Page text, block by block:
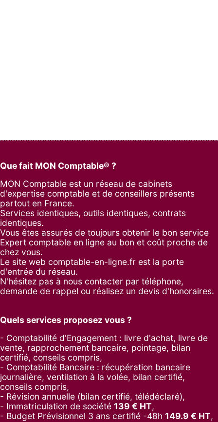
Que fait MON Comptable® ?
MON Comptable est un réseau de cabinets
d'expertise comptable et de conseillers présents
partout en France.
Services identiques, outils identiques, contrats
identiques.
Vous êtes assurés de toujours obtenir le bon service
Expert comptable en ligne au bon et coût proche de
chez vous.
Le site web comptable-en-ligne.fr est la porte
d'entrée du réseau.
N'hésitez pas à nous contacter par téléphone,
demande de rappel ou réalisez un devis d'honoraires.
Quels services proposez vous ?
- Comptabilité d'Engagement : livre d'achat, livre de
vente, rapprochement bancaire, pointage, bilan
certifié, conseils compris,
- Comptabilité Bancaire : récupération bancaire
journalière, ventilation à la volée, bilan certifié,
conseils compris,
- Révision annuelle (bilan certifié, télédéclaré),
- Immatriculation de société 139 € HT,
- Budget Prévisionnel 3 ans certifié -48h 149.9 € HT,